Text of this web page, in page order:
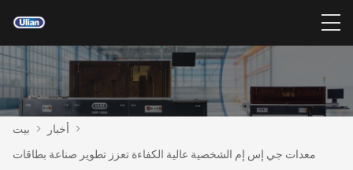
بيت > أخبار >
معدات جي إس إم الشخصية عالية الكفاءة تعزز تطوير صناعة بطاقات